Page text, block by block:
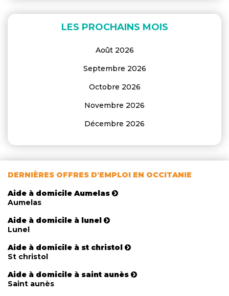
LES PROCHAINS MOIS
Août 2026
Septembre 2026
Octobre 2026
Novembre 2026
Décembre 2026
DERNIÈRES OFFRES D'EMPLOI EN OCCITANIE
Aide à domicile Aumelas
Aumelas
Aide à domicile à lunel
Lunel
Aide à domicile à st christol
St christol
Aide à domicile à saint aunès
Saint aunès